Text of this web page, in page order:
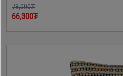
78,000₮
66,300₮